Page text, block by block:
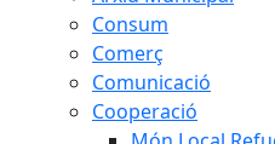
Consum
Comerç
Comunicació
Cooperació